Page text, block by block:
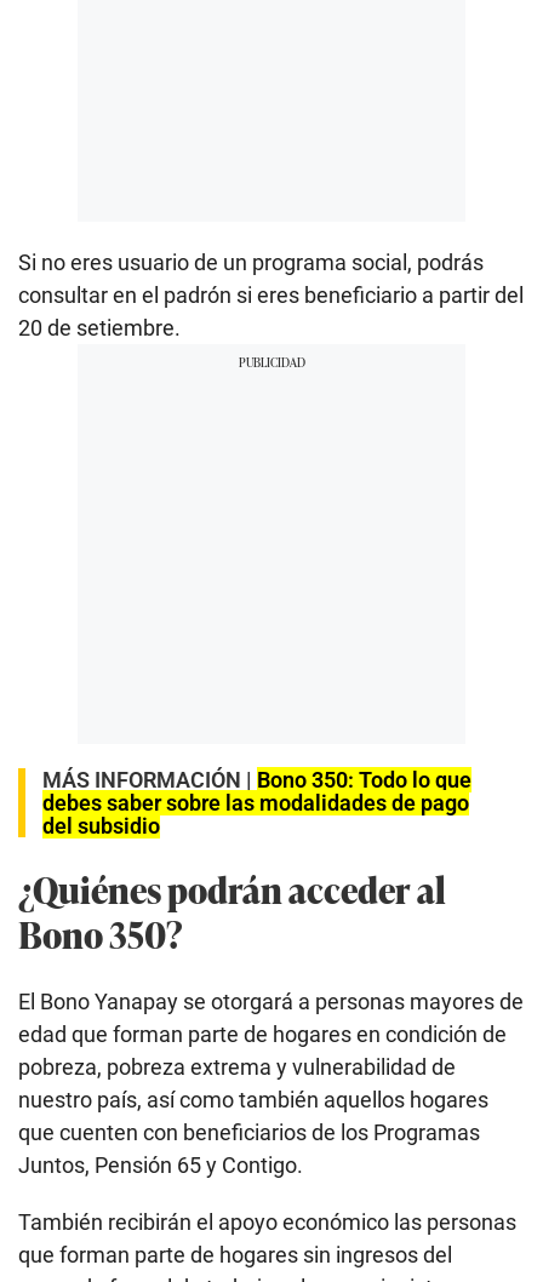
Si no eres usuario de un programa social, podrás
consultar en el padrón si eres beneficiario a partir del
20 de setiembre.
MÁS INFORMACIÓN | Bono 350: Todo lo que
debes saber sobre las modalidades de pago
del subsidio
¿Quiénes podrán acceder al
Bono 350?
El Bono Yanapay se otorgará a personas mayores de
edad que forman parte de hogares en condición de
pobreza, pobreza extrema y vulnerabilidad de
nuestro país, así como también aquellos hogares
que cuenten con beneficiarios de los Programas
Juntos, Pensión 65 y Contigo.
También recibirán el apoyo económico las personas
que forman parte de hogares sin ingresos del